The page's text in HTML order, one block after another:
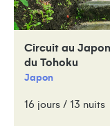
Circuit au
du Tohoku
Japon
16 jours / 13 nuits